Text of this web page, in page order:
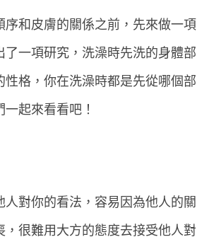
序和皮膚的關係之前，先來做一項
了一項研究，洗澡時先洗的身體部
性格，你在洗澡時都是先從哪個部
起來看看吧！
人對你的看法，容易因為他人的關
，很難用大方的態度去接受他人對